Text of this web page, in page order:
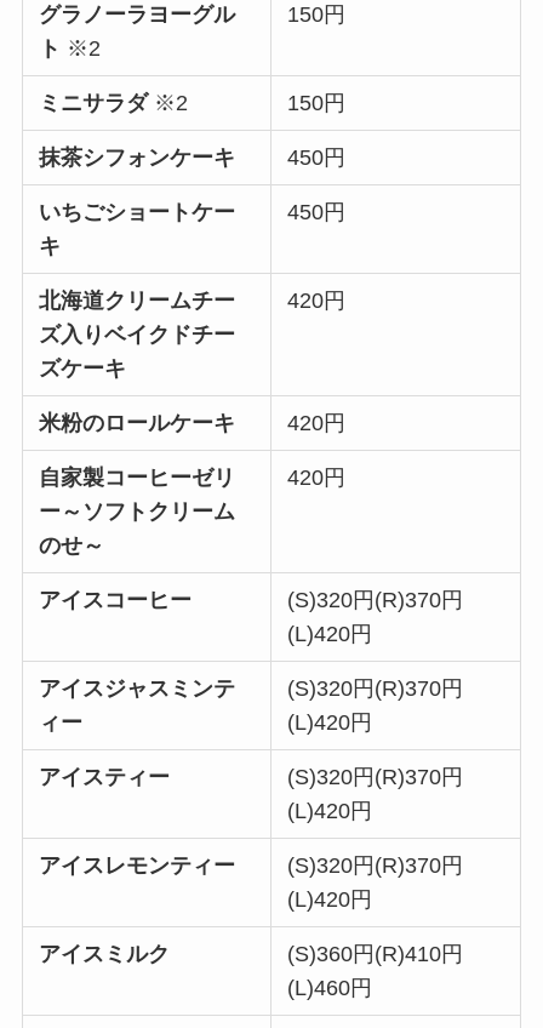
グラノーラヨーグル
ト ※2
150円
ミニサラダ※2 150円
抹茶シフォンケーキ 450円
いちごショートケー
キ
450円
北海道クリームチー
ズ入りベイクドチー
ズケーキ
420円
米粉のロールケーキ 420円
自家製コーヒーゼリ
ー～ソフトクリーム
のせ～
420円
アイスコーヒー
(S)320円(R)370円
(L)420円
アイスジャスミンテ
ィー
(S)320円(R)370円
(L)420円
アイスティー
(S)320円(R)370円
(L)420円
アイスレモンティー
(S)320円(R)370円
(L)420円
アイスミルク
(S)360円(R)410円
(L)460円